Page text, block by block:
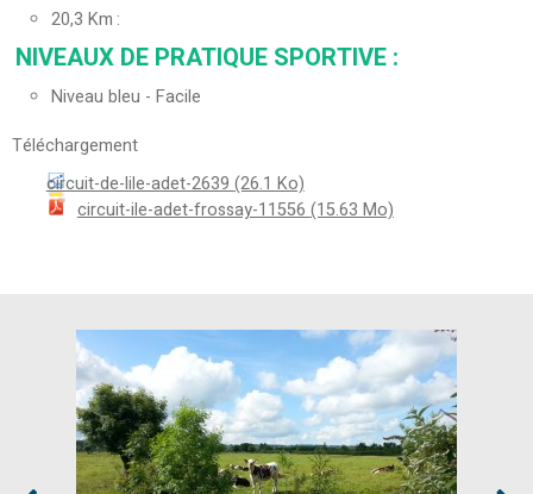
20,3 Km
NIVEAUX DE PRATIQUE SPORTIVE :
Niveau bleu - Facile
Téléchargement
circuit-de-lile-adet-2639 (26.1 Ko)
circuit-ile-adet-frossay-11556 (15.63 Mo)